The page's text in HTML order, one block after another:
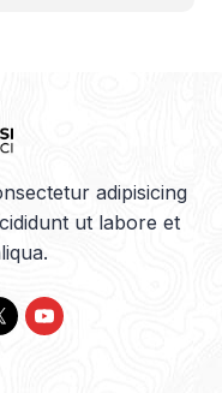
adipisicing
ut labore et